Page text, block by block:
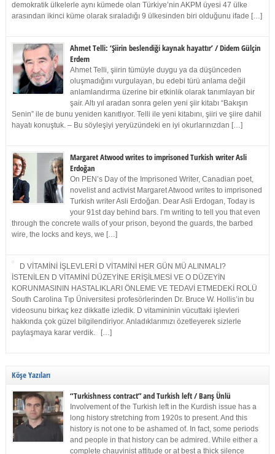
demokratik ülkelerle aynı kümede olan Türkiye’nin AKPM üyesi 47 ülke
arasından ikinci küme olarak sıraladığı 9 ülkesinden biri olduğunu ifade […]
Ahmet Telli: ‘Şiirin beslendiği kaynak hayattır’ / Didem Gülçin
Erdem
Ahmet Telli, şiirin tümüyle duygu ya da düşünceden
oluşmadığını vurgulayan, bu edebi türü anlama değil
anlamlandırma üzerine bir etkinlik olarak tanımlayan bir
şair. Altı yıl aradan sonra gelen yeni şiir kitabı “Bakışın
Senin” ile de bunu yeniden kanıtlıyor. Telli ile yeni kitabını, şiiri ve şiire dahil
hayatı konuştuk. – Bu söyleşiyi yeryüzündeki en iyi okurlarınızdan […]
Margaret Atwood writes to imprisoned Turkish writer Asli
Erdoğan
On PEN’s Day of the Imprisoned Writer, Canadian poet,
novelist and activist Margaret Atwood writes to imprisoned
Turkish writer Asli Erdoğan. Dear Asli Erdogan, Today is
your 91st day behind bars. I’m writing to tell you that even
through the concrete walls of your prison, beyond the guards, the barbed
wire, the locks and keys, we […]
D VİTAMİNİ İŞLEVLERİ D VİTAMİNİ HER GÜN MÜ ALINMALI?
İSTENİLEN D VİTAMİNİ DÜZEYİNE ERİŞİLMESİ VE O DÜZEYİN
KORUNMASININ HASTALIKLARI ÖNLEME VE TEDAVİ ETMEDEKİ ROLÜ
South Carolina Tıp Üniversitesi profesörlerinden Dr. Bruce W. Hollis’in bu
videosunu birkaç kez dikkatle izledik. D vitamininin vücuttaki işlevleri
hakkında çok güzel bilgilendiriyor. Anladıklarımızı özetleyerek sizlerle
paylaşmaya karar verdik. […]
Köşe Yazıları
“Turkishness contract” and Turkish left / Barış Ünlü
Involvement of the Turkish left in the Kurdish issue has a
long history stretching from 1920s to present. And this
history is not one to be ashamed of. In fact, some periods
and people in that history can be admired. While either a
complete chauvinist attitude or at best a thick silence